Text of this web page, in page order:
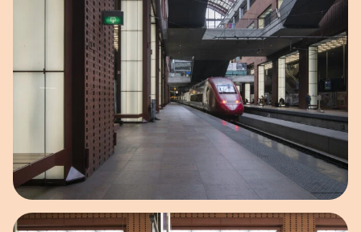
Open afbeelding in popup